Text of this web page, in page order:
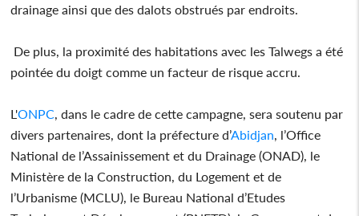
drainage ainsi que des dalots obstrués par endroits.
De plus, la proximité des habitations avec les Talwegs a été
pointée du doigt comme un facteur de risque accru.
L'ONPC , dans le cadre de cette campagne, sera soutenu par
divers partenaires, dont la préfecture d’Abidjan , l’Office
National de l’Assainissement et du Drainage (ONAD), le
Ministère de la Construction, du Logement et de
l’Urbanisme (MCLU), le Bureau National d’Etudes